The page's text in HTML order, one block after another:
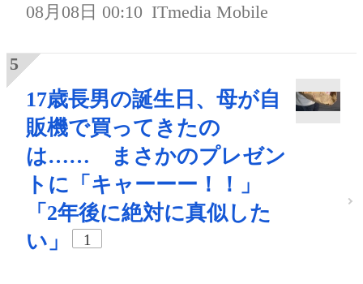
08月08日 00:10 ITmedia Mobile
17歳長男の誕生日、母が自
販機で買ってきたの
は…… まさかのプレゼン
トに「キャーーー！！」
「2年後に絶対に真似した
い」
1